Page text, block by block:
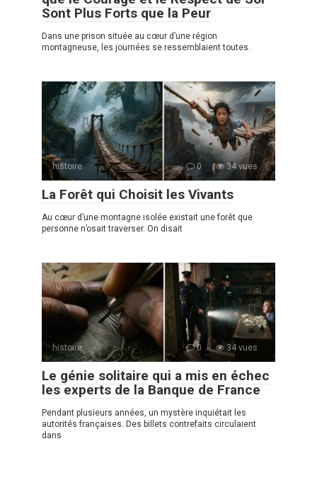
Sont Plus Forts que la Peur
Dans une prison située au cœur d’une région
montagneuse, les journées se ressemblaient toutes.
histoire 0 34 vues
La Forêt qui Choisit les Vivants
Au cœur d’une montagne isolée existait une forêt que
personne n’osait traverser. On disait
histoire 0 34 vues
Le génie solitaire qui a mis en échec
les experts de la Banque de France
Pendant plusieurs années, un mystère inquiétait les
autorités françaises. Des billets contrefaits circulaient
dans